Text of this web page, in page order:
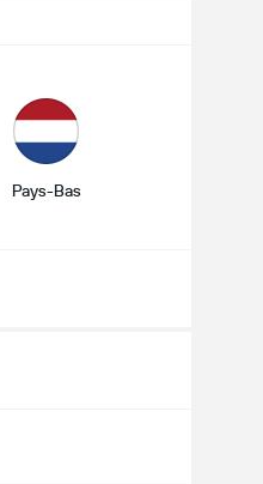
Pays-Bas